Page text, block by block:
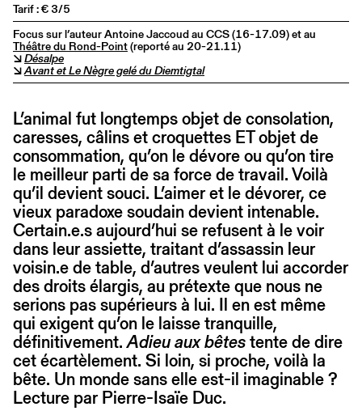
Tarif : € 3/5
Focus sur l’auteur Antoine Jaccoud au CCS (16-17.09) et au
Théâtre du Rond-Point(reporté au 20-21.11)
↘Désalpe
↘Avant et Le Nègre gelé du Diemtigtal
L’animal fut longtemps objet de consolation,
caresses, câlins et croquettes ET objet de
consommation, qu’on le dévore ou qu’on tire
le meilleur parti de sa force de travail. Voilà
qu’il devient souci. L’aimer et le dévorer, ce
vieux paradoxe soudain devient intenable.
Certain.e.s aujourd’hui se refusent à le voir
dans leur assiette, traitant d’assassin leur
voisin.e de table, d’autres veulent lui accorder
des droits élargis, au prétexte que nous ne
serions pas supérieurs à lui. Il en est même
qui exigent qu’on le laisse tranquille,
définitivement.Adieu aux bêtestente de dire
cet écartèlement. Si loin, si proche, voilà la
bête. Un monde sans elle est-il imaginable ?
Lecture par Pierre-Isaïe Duc.